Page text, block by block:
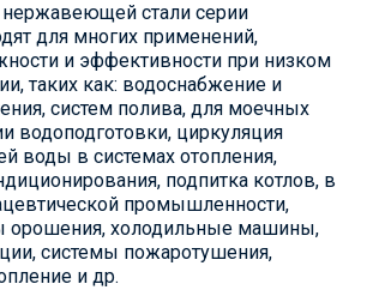
нержавеющей стали серии
для многих применений,
и эффективности при низком
таких как: водоснабжение и
систем полива, для моечных
водоподготовки, циркуляция
воды в системах отопления,
подпитка котлов, в
промышленности,
орошения, холодильные машины,
системы пожаротушения,
и др.